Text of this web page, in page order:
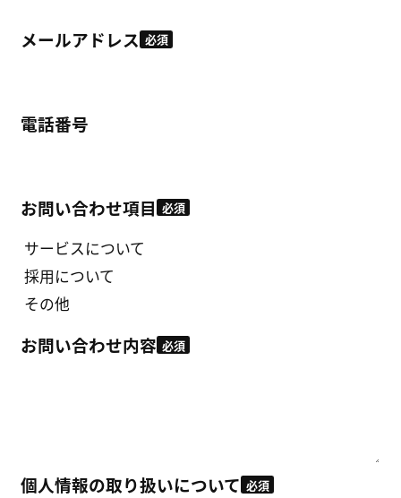
メールアドレス 必須
電話番号
お問い合わせ項目 必須
サービスについて
採用について
その他
お問い合わせ内容 必須
個人情報の取り扱いについて 必須